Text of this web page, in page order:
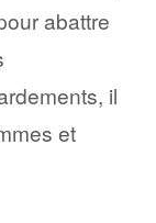
abattre
il
et